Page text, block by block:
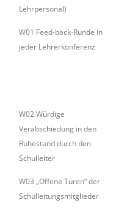
Lehrpersonal)
W01 Feed-back-Runde in
jeder Lehrerkonferenz
W02 Würdige
Verabschiedung in den
Ruhestand durch den
Schulleiter
W03 „Offene Türen“ der
Schulleitungsmitglieder